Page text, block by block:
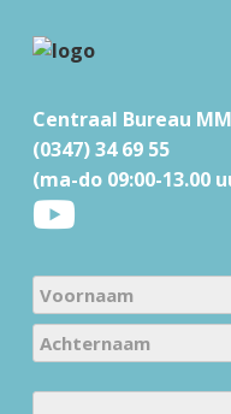
Centraal Bureau
(0347) 34 69 55
(ma-do 09:00-13.00
N
a
m
V
o
o